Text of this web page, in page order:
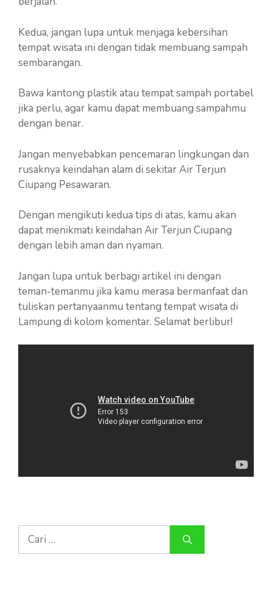
Kedua, jangan lupa untuk menjaga kebersihan
tempat wisata ini dengan tidak membuang sampah
sembarangan.
Bawa kantong plastik atau tempat sampah portabel
jika perlu, agar kamu dapat membuang sampahmu
dengan benar.
Jangan menyebabkan pencemaran lingkungan dan
rusaknya keindahan alam di sekitar Air Terjun
Ciupang Pesawaran.
Dengan mengikuti kedua tips di atas, kamu akan
dapat menikmati keindahan Air Terjun Ciupang
dengan lebih aman dan nyaman.
Jangan lupa untuk berbagi artikel ini dengan
teman-temanmu jika kamu merasa bermanfaat dan
tuliskan pertanyaanmu tentang tempat wisata di
Lampung di kolom komentar. Selamat berlibur!
Cari
untuk: